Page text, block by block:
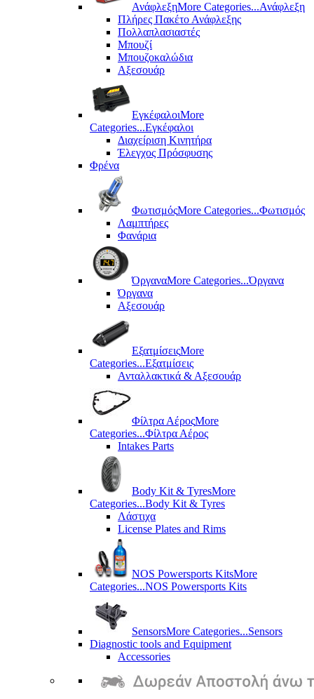
ΑνάφλεξηMore Categories...Ανάφλεξη
Πλήρες Πακέτο Ανάφλεξης
Πολλαπλασιαστές
Μπουζί
Μπουζοκαλώδια
Αξεσουάρ
ΕγκέφαλοιMore
Categories...Εγκέφαλοι
Διαχείριση Κινητήρα
Έλεγχος Πρόσφυσης
Φρένα
ΦωτισμόςMore Categories...Φωτισμός
Λαμπτήρες
Φανάρια
ΌργαναMore Categories...Όργανα
Όργανα
Αξεσουάρ
ΕξατμίσειςMore
Categories...Εξατμίσεις
Ανταλλακτικά & Αξεσουάρ
Φίλτρα ΑέροςMore
Categories...Φίλτρα Αέρος
Intakes Parts
Body Kit & TyresMore
Categories...Body Kit & Tyres
Λάστιχα
License Plates and Rims
NOS Powersports KitsMore
Categories...NOS Powersports Kits
SensorsMore Categories...Sensors
Diagnostic tools and Equipment
Accessories